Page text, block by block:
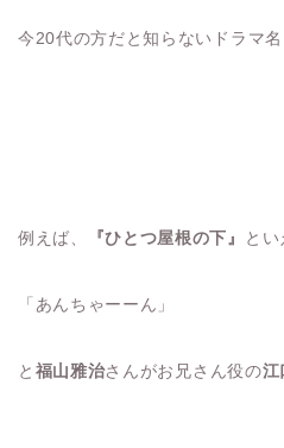
今20代の方だと知らないドラマ
例えば、 『ひとつ屋根の下』 とい
「あんちゃーーん」
と 福山雅治さんがお兄さん役の江